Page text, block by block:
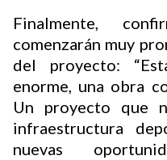
Finalmente,
comenzarán muy
del proyecto:
enorme, una obra
Un proyecto que
infraestructura
nuevas